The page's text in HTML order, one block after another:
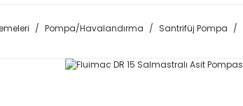
Pompa/Havalandırma Santrifüj Pompa